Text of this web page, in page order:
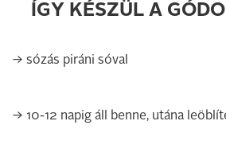
ÍGY KÉSZÜL A
→ sózás piráni sóval
→ 10-12 napig áll benne, utána